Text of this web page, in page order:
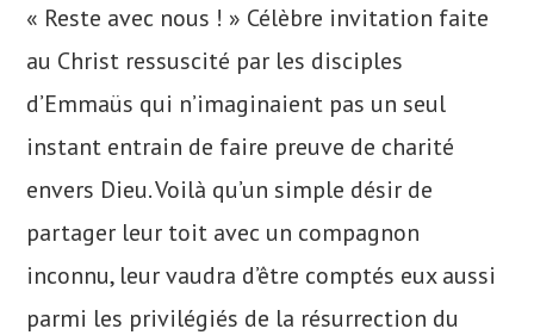
« Reste avec nous ! » Célèbre invitation faite
au Christ ressuscité par les disciples
d’Emmaüs qui n’imaginaient pas un seul
instant entrain de faire preuve de charité
envers Dieu. Voilà qu’un simple désir de
partager leur toit avec un compagnon
inconnu, leur vaudra d’être comptés eux aussi
parmi les privilégiés de la résurrection du